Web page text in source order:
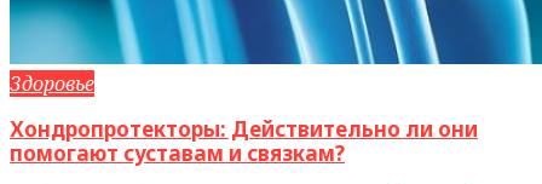
Здоровье
Хондропротекторы: Действительно ли они
помогают суставам и связкам?